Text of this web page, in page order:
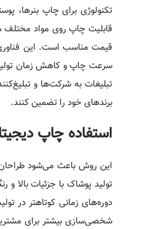
تکنولوژی برای چاپ بنرها،
قابلیت چاپ روی مواد مختلف
قیمت مناسب است. این
سرعت چاپ و کاهش زمان
تبلیغات به شرکت‌ها و
برندهای خود را تضمین کنند.
استفاده چاپ
این روش باعث می‌شود طراحان
تولید پوشاک با جزئیات بالا
دوره‌های زمانی کوتاهتر در
شخصی‌سازی بیشتر برای